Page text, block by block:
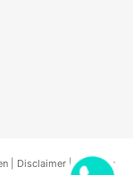
Disclaimer | |Privacy